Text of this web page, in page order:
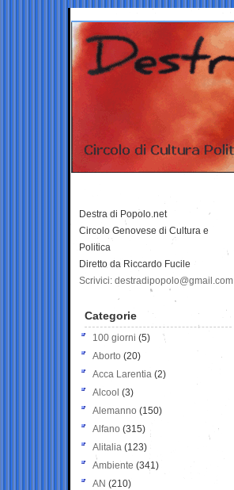
Destra di Popolo.net
Circolo Genovese di Cultura e
Politica
Diretto da Riccardo Fucile
Scrivici: destradipopolo@gmail.com
Categorie
100 giorni (5)
Aborto (20)
Acca Larentia (2)
Alcool (3)
Alemanno (150)
Alfano (315)
Alitalia (123)
Ambiente (341)
AN (210)